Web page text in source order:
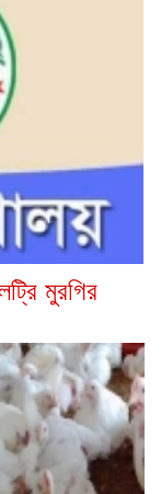
মুরগির